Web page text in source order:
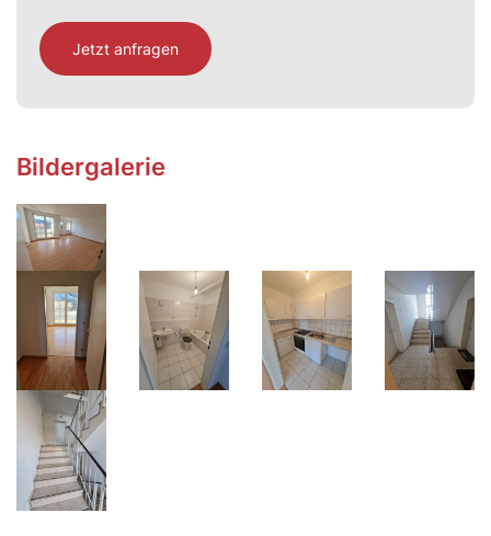
Jetzt anfragen
Bildergalerie